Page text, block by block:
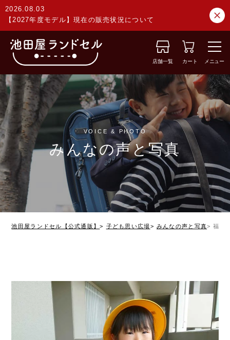
2026.08.03
【2027年度モデル】現在の販売状況について
店舗一覧 カート メニュー
VOICE & PHOTO
みんなの声と写真
池田屋ランドセル【公式通販】 子ども思い広場 みんなの声と写真 福岡